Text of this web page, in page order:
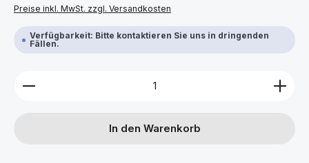
Preise inkl. MwSt. zzgl. Versandkosten
Verfügbarkeit: Bitte kontaktieren Sie uns in dringenden
Fällen.
Produkt Anzahl: Gib den gewünschten Wert ein
In den Warenkorb